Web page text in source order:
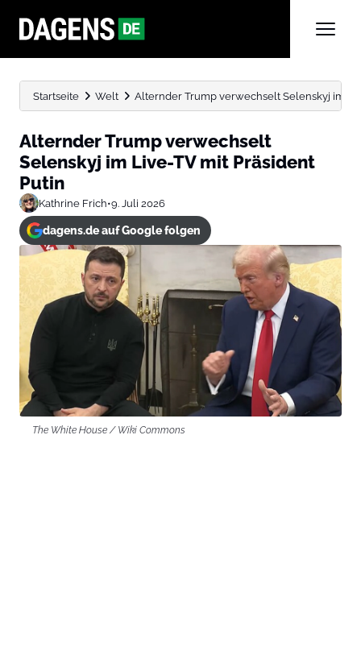
Startseite Welt Alternder Trump verwechselt Selenskyj im
Alternder Trump verwechselt
Selenskyj im Live-TV mit Präsident
Putin
Kathrine Frich•9. Juli 2026
dagens.de auf Google folgen
The White House / Wiki Commons